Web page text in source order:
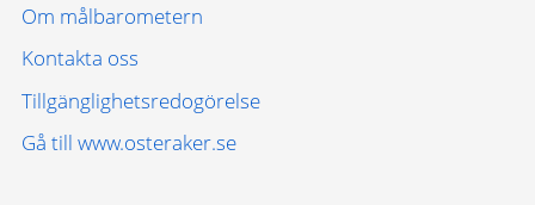
Om målbarometern
Kontakta oss
Tillgänglighetsredogörelse
Gå till www.osteraker.se